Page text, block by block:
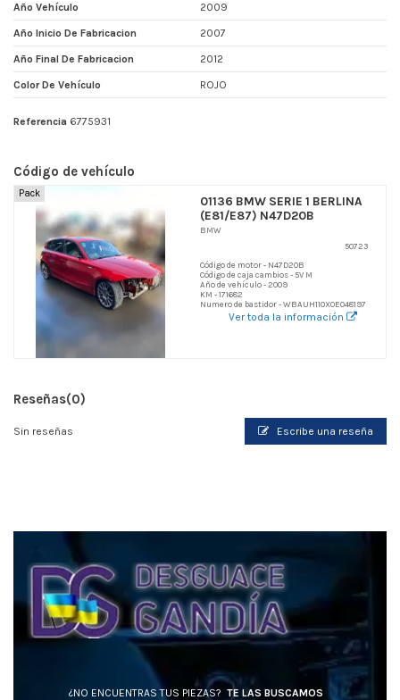
Año Vehículo 2009
Año Inicio De Fabricacion 2007
Año Final De Fabricacion 2012
Color De Vehículo ROJO
Referencia 6775931
Código de vehículo
Pack
01136 BMW SERIE 1 BERLINA
(E81/E87) N47D20B
BMW
50723
Código de motor - N47D20B
Código de caja cambios - 5V M
Año de vehículo - 2009
KM - 171682
Numero de bastidor - WBAUH110X0E048197
Ver toda la información
Reseñas(0)
Sin reseñas Escribe una reseña
¿NO ENCUENTRAS TUS PIEZAS? TE LAS BUSCAMOS